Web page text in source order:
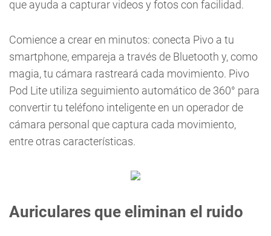
que ayuda a capturar videos y fotos con facilidad.
Comience a crear en minutos: conecta Pivo a tu
smartphone, empareja a través de Bluetooth y, como
magia, tu cámara rastreará cada movimiento. Pivo
Pod Lite utiliza seguimiento automático de 360° para
convertir tu teléfono inteligente en un operador de
cámara personal que captura cada movimiento,
entre otras características.
Auriculares que eliminan el ruido